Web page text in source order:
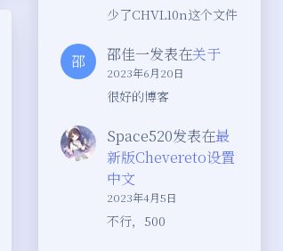
少了CHVL10n这个文件
邵 邵佳一发表在关于
2023年6月20日
很好的博客
Space520发表在最
新版Chevereto设置
中文
2023年4月5日
不行，500